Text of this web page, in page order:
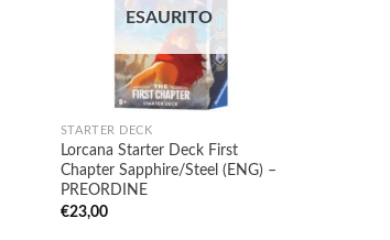
ESAURITO
STARTER DECK
Lorcana Starter Deck First
Chapter Sapphire/Steel (ENG) –
PREORDINE
€23,00